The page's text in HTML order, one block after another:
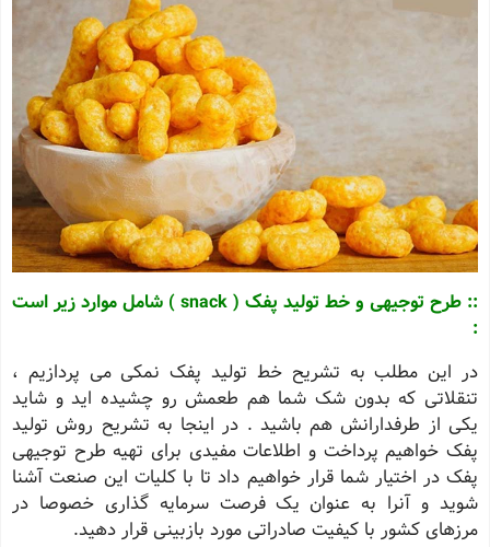
:: طرح توجیهی و خط تولید پفک ( snack ) شامل موارد زیر است
:
در این مطلب به تشریح خط تولید پفک نمکی می پردازیم ،
تنقلاتی که بدون شک شما هم طعمش رو چشیده اید و شاید
یکی از طرفدارانش هم باشید . در اینجا به تشریح روش تولید
پفک خواهیم پرداخت و اطلاعات مفیدی برای تهیه طرح توجیهی
پفک در اختیار شما قرار خواهیم داد تا با کلیات این صنعت آشنا
شوید و آنرا به عنوان یک فرصت سرمایه گذاری خصوصا در
مرزهای کشور با کیفیت صادراتی مورد بازبینی قرار دهید.